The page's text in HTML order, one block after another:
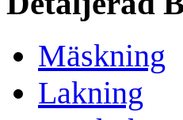
Mäskning
Lakning